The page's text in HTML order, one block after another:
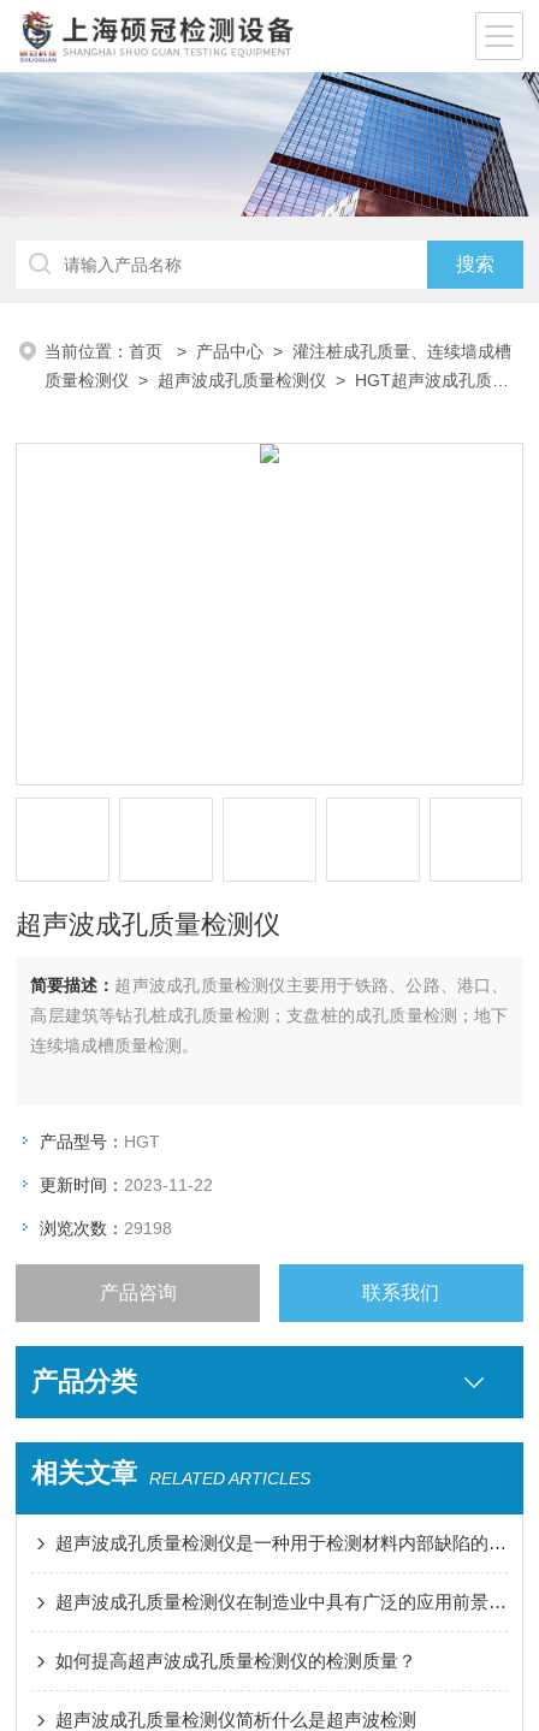
当前位置：首页 > 产品中心 >灌注桩成孔质量、连续墙成槽
质量检测仪 > 超声波成孔质量检测仪 > HGT超声波成孔质量
超声波成孔质量检测仪
简要描述： 超声波成孔质量检测仪主要用于铁路、公路、港口、
高层建筑等钻孔桩成孔质量检测；支盘桩的成孔质量检测；地下
连续墙成槽质量检测。
产品型号： HGT
更新时间： 2023-11-22
浏览次数： 29198
产品咨询 联系我们
产品分类
相关文章 RELATED ARTICLES
超声波成孔质量检测仪是一种用于检测材料内部缺陷的仪器
超声波成孔质量检测仪在制造业中具有广泛的应用前景和市场需求
如何提高超声波成孔质量检测仪的检测质量？
超声波成孔质量检测仪简析什么是超声波检测